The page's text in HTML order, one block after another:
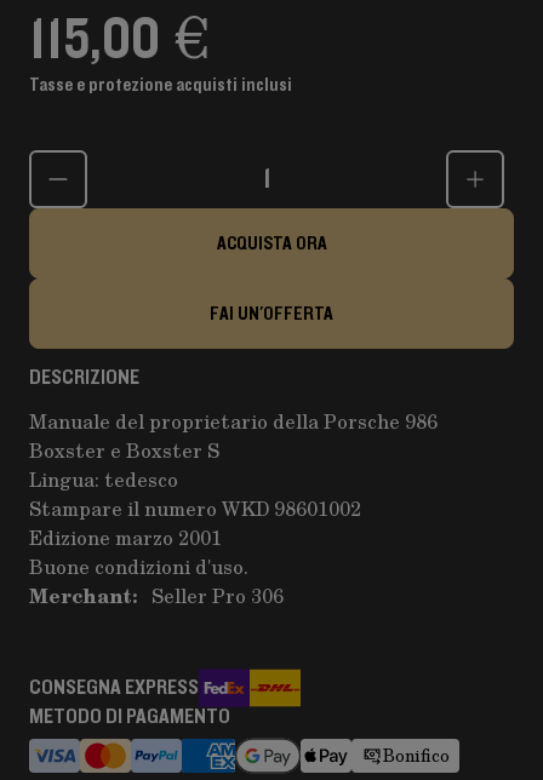
115,00 €
Tasse e protezione acquisti inclusi
Quantità
ACQUISTA ORA
FAI UN'OFFERTA
DESCRIZIONE
Manuale del proprietario della Porsche 986
Boxster e Boxster S
Lingua: tedesco
Stampare il numero WKD 98601002
Edizione marzo 2001
Buone condizioni d'uso.
Merchant: Seller Pro 306
CONSEGNA EXPRESS
METODO DI PAGAMENTO
Bonifico